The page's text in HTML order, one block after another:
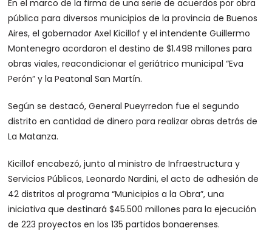
En el marco de la firma de una serie de acuerdos por obra
pública para diversos municipios de la provincia de Buenos
Aires, el gobernador Axel Kicillof y el intendente Guillermo
Montenegro acordaron el destino de $1.498 millones para
obras viales, reacondicionar el geriátrico municipal “Eva
Perón” y la Peatonal San Martín.
Según se destacó, General Pueyrredon fue el segundo
distrito en cantidad de dinero para realizar obras detrás de
La Matanza.
Kicillof encabezó, junto al ministro de Infraestructura y
Servicios Públicos, Leonardo Nardini, el acto de adhesión de
42 distritos al programa “Municipios a la Obra”, una
iniciativa que destinará $45.500 millones para la ejecución
de 223 proyectos en los 135 partidos bonaerenses.